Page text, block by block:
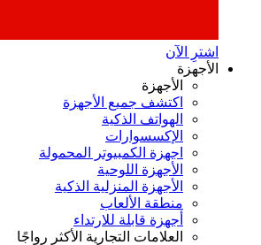
الأجهزة
اكتشف جميع الأجهزة
الهواتف الذكية
الإكسسوارات
اجهزة الكمبيوتر المحمولة
الأجهزة اللوحية
الأجهزة المنزلية الذكية
منطقة الألعاب
أجهزة قابلة للارتداء
العلامات التجارية الأكثر رواجًا